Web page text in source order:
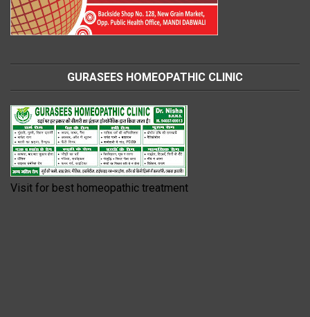
GURASEES HOMEOPATHIC CLINIC
Visit for best homeopathic treatment